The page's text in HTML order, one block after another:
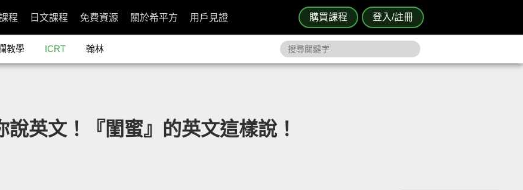
購買課程 登入/註冊
程 日文課程 免費資源 關於希平方 用戶見證
教學 ICRT 翰林
英文！『閨蜜』的英文這樣說！